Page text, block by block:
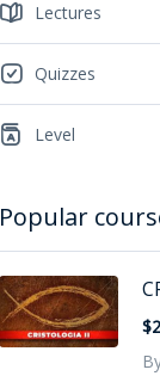
Lectures
Quizzes
Level
Popular